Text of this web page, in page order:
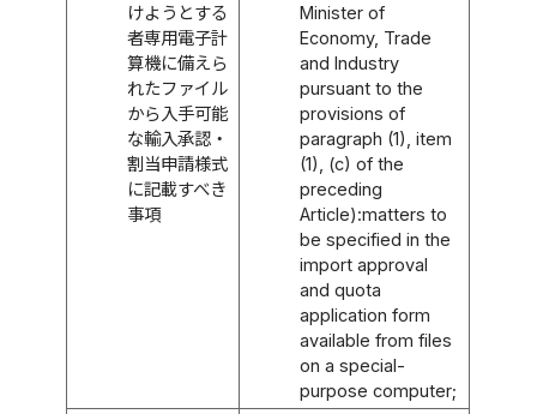
けようとする
者専用電子計
算機に備えら
れたファイル
から入手可能
な輸入承認・
割当申請様式
に記載すべき
事項
Minister of
Economy, Trade
and Industry
pursuant to the
provisions of
paragraph (1), item
(1), (c) of the
preceding
Article):matters to
be specified in the
import approval
and quota
application form
available from files
on a special-
purpose computer;